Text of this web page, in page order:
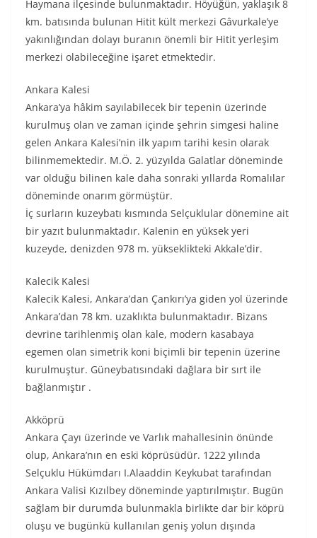
Haymana ilçesinde bulunmaktadır. Höyüğün, yaklaşık 8
km. batısında bulunan Hitit kült merkezi Gâvurkale’ye
yakınlığından dolayı buranın önemli bir Hitit yerleşim
merkezi olabileceğine işaret etmektedir.
Ankara Kalesi
Ankara’ya hâkim sayılabilecek bir tepenin üzerinde
kurulmuş olan ve zaman içinde şehrin simgesi haline
gelen Ankara Kalesi’nin ilk yapım tarihi kesin olarak
bilinmemektedir. M.Ö. 2. yüzyılda Galatlar döneminde
var olduğu bilinen kale daha sonraki yıllarda Romalılar
döneminde onarım görmüştür.
İç surların kuzeybatı kısmında Selçuklular dönemine ait
bir yazıt bulunmaktadır. Kalenin en yüksek yeri
kuzeyde, denizden 978 m. yükseklikteki Akkale’dir.
Kalecik Kalesi
Kalecik Kalesi, Ankara’dan Çankırı’ya giden yol üzerinde
Ankara’dan 78 km. uzaklıkta bulunmaktadır. Bizans
devrine tarihlenmiş olan kale, modern kasabaya
egemen olan simetrik koni biçimli bir tepenin üzerine
kurulmuştur. Güneybatısındaki dağlara bir sırt ile
bağlanmıştır .
Akköprü
Ankara Çayı üzerinde ve Varlık mahallesinin önünde
olup, Ankara’nın en eski köprüsüdür. 1222 yılında
Selçuklu Hükümdarı I.Alaaddin Keykubat tarafından
Ankara Valisi Kızılbey döneminde yaptırılmıştır. Bugün
sağlam bir durumda bulunmakla birlikte dar bir köprü
oluşu ve bugünkü kullanılan geniş yolun dışında